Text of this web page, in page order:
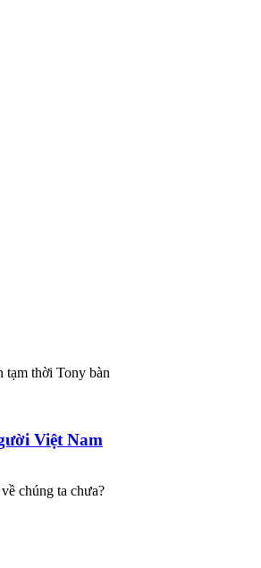
thời Tony bàn
Việt Nam
chúng ta chưa?